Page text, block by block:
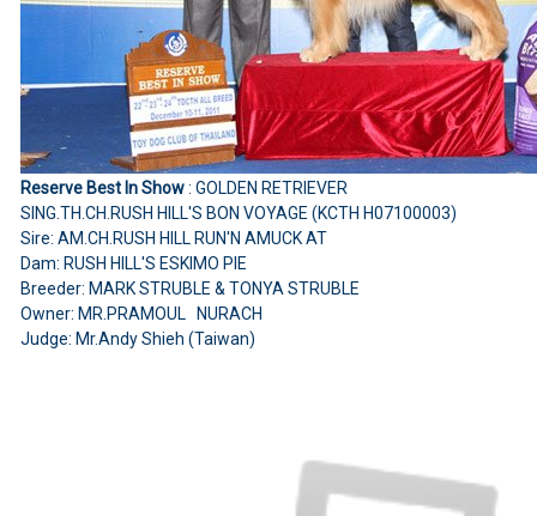
Reserve Best In Show: GOLDEN RETRIEVER
SING.TH.CH.RUSH HILL'S BON VOYAGE (KCTH H07100003)
Sire: AM.CH.RUSH HILL RUN'N AMUCK AT
Dam: RUSH HILL'S ESKIMO PIE
Breeder: MARK STRUBLE & TONYA STRUBLE
Owner: MR.PRAMOUL NURACH
Judge: Mr.Andy Shieh (Taiwan)